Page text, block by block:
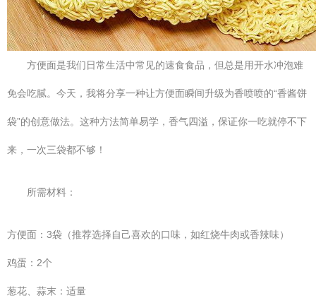
方便面是我们日常生活中常见的速食食品，但总是用开水冲泡难
免会吃腻。今天，我将分享一种让方便面瞬间升级为香喷喷的“香酱饼
袋”的创意做法。这种方法简单易学，香气四溢，保证你一吃就停不下
来，一次三袋都不够！
所需材料：
方便面：3袋（推荐选择自己喜欢的口味，如红烧牛肉或香辣味）
鸡蛋：2个
葱花、蒜末：适量